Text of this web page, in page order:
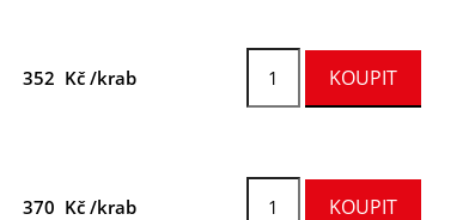
352 Kč /krab
370 Kč /krab